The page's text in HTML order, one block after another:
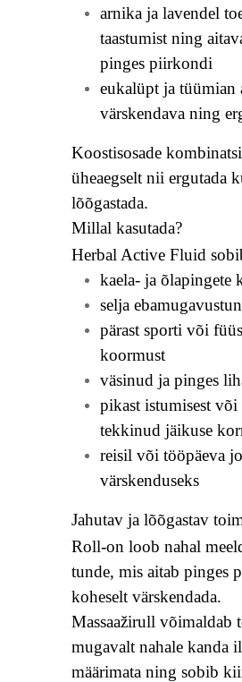
arnika ja lavendel
taastumist ning
pinges piirkondi
eukalüpt ja tüümian
värskendava ning
Koostisosade
üheaegselt nii ergutada
lõõgastada.
Millal kasutada?
Herbal Active Fluid
kaela- ja õlapingete
selja
pärast sporti või
koormust
väsinud ja pinges
pikast istumisest või
tekkinud jäikuse
reisil või tööpäeva
värskenduseks
Jahutav ja lõõgastav
Roll-on loob nahal
tunde, mis aitab pinges
koheselt värskendada.
Massaažirull võimaldab
mugavalt nahale kanda
määrimata ning sobib